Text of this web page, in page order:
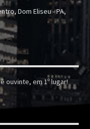
Dom Eliseu - PA,
ouvinte, em 1º lugar!